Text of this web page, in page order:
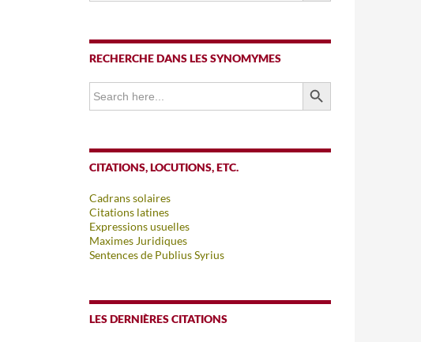
RECHERCHE DANS LES SYNOMYMES
Search
for:
SEARCH BUTTON
CITATIONS, LOCUTIONS, ETC.
Cadrans solaires
Citations latines
Expressions usuelles
Maximes Juridiques
Sentences de Publius Syrius
LES DERNIÈRES CITATIONS